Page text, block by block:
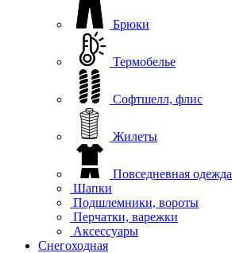
Брюки
Термобелье
Софтшелл, флис
Жилеты
Повседневная одежда
Шапки
Подшлемники, вороты
Перчатки, варежки
Аксессуары
Снегоходная